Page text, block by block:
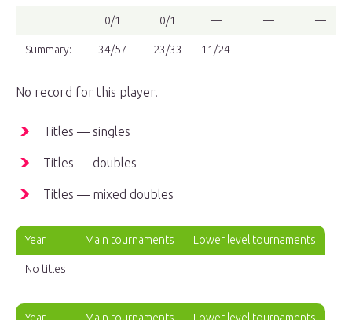
Summary: 34/57 23/33 11/24 — —
0/1 0/1 — — —
No record for this player.
Titles — singles
Titles — doubles
Titles — mixed doubles
Year Main tournaments Lower level tournaments
No titles